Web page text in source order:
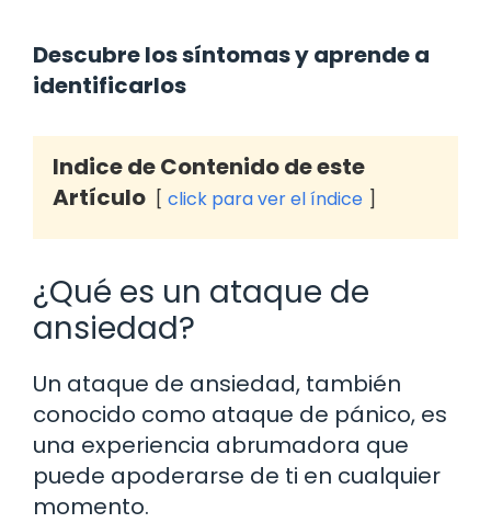
Descubre los síntomas y aprende a
identificarlos
Indice de Contenido de este
Artículo
click para ver el índice
¿Qué es un ataque de
ansiedad?
Un ataque de ansiedad, también
conocido como ataque de pánico, es
una experiencia abrumadora que
puede apoderarse de ti en cualquier
momento.